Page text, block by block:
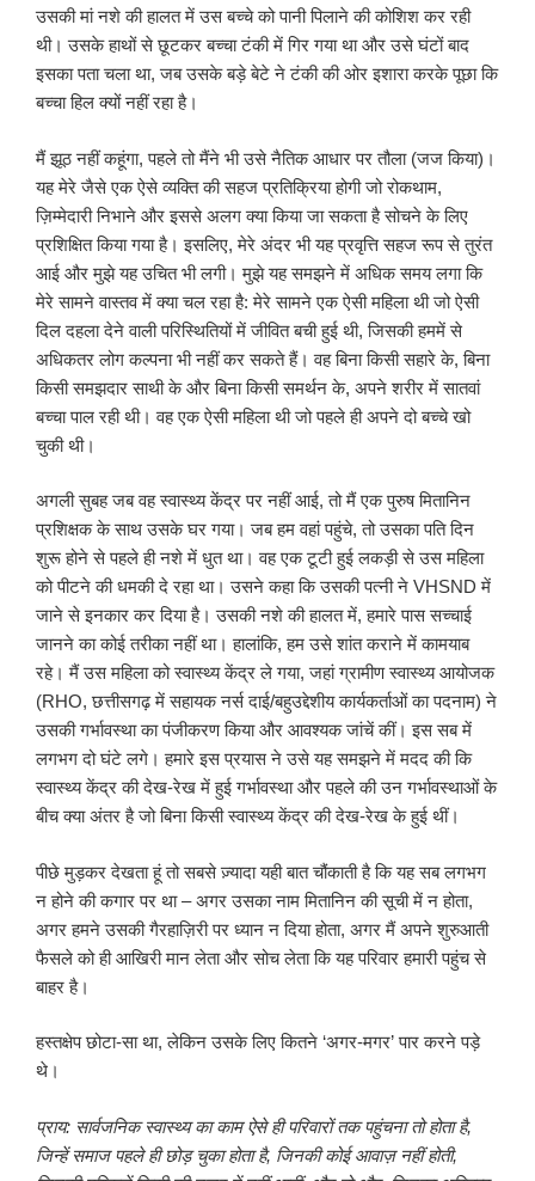
उसकी मां नशे की हालत में उस बच्चे को पानी पिलाने की कोशिश कर रही
थी। उसके हाथों से छूटकर बच्चा टंकी में गिर गया था और उसे घंटों बाद
इसका पता चला था, जब उसके बड़े बेटे ने टंकी की ओर इशारा करके पूछा कि
बच्चा हिल क्यों नहीं रहा है।
मैं झूठ नहीं कहूंगा, पहले तो मैंने भी उसे नैतिक आधार पर तौला (जज किया)।
यह मेरे जैसे एक ऐसे व्यक्ति की सहज प्रतिक्रिया होगी जो रोकथाम,
ज़िम्मेदारी निभाने और इससे अलग क्या किया जा सकता है सोचने के लिए
प्रशिक्षित किया गया है। इसलिए, मेरे अंदर भी यह प्रवृत्ति सहज रूप से तुरंत
आई और मुझे यह उचित भी लगी। मुझे यह समझने में अधिक समय लगा कि
मेरे सामने वास्तव में क्या चल रहा है: मेरे सामने एक ऐसी महिला थी जो ऐसी
दिल दहला देने वाली परिस्थितियों में जीवित बची हुई थी, जिसकी हममें से
अधिकतर लोग कल्पना भी नहीं कर सकते हैं। वह बिना किसी सहारे के, बिना
किसी समझदार साथी के और बिना किसी समर्थन के, अपने शरीर में सातवां
बच्चा पाल रही थी। वह एक ऐसी महिला थी जो पहले ही अपने दो बच्चे खो
चुकी थी।
अगली सुबह जब वह स्वास्थ्य केंद्र पर नहीं आई, तो मैं एक पुरुष मितानिन
प्रशिक्षक के साथ उसके घर गया। जब हम वहां पहुंचे, तो उसका पति दिन
शुरू होने से पहले ही नशे में धुत था। वह एक टूटी हुई लकड़ी से उस महिला
को पीटने की धमकी दे रहा था। उसने कहा कि उसकी पत्नी ने VHSND में
जाने से इनकार कर दिया है। उसकी नशे की हालत में, हमारे पास सच्चाई
जानने का कोई तरीका नहीं था। हालांकि, हम उसे शांत कराने में कामयाब
रहे। मैं उस महिला को स्वास्थ्य केंद्र ले गया, जहां ग्रामीण स्वास्थ्य आयोजक
(RHO, छत्तीसगढ़ में सहायक नर्स दाई/बहुउद्देशीय कार्यकर्ताओं का पदनाम) ने
उसकी गर्भावस्था का पंजीकरण किया और आवश्यक जांचें कीं। इस सब में
लगभग दो घंटे लगे। हमारे इस प्रयास ने उसे यह समझने में मदद की कि
स्वास्थ्य केंद्र की देख-रेख में हुई गर्भावस्था और पहले की उन गर्भावस्थाओं के
बीच क्या अंतर है जो बिना किसी स्वास्थ्य केंद्र की देख-रेख के हुई थीं।
पीछे मुड़कर देखता हूं तो सबसे ज़्यादा यही बात चौंकाती है कि यह सब लगभग
न होने की कगार पर था – अगर उसका नाम मितानिन की सूची में न होता,
अगर हमने उसकी गैरहाज़िरी पर ध्यान न दिया होता, अगर मैं अपने शुरुआती
फैसले को ही आखिरी मान लेता और सोच लेता कि यह परिवार हमारी पहुंच से
बाहर है।
हस्तक्षेप छोटा-सा था, लेकिन उसके लिए कितने ‘अगर-मगर’ पार करने पड़े
थे।
प्राय: सार्वजनिक स्वास्थ्य का काम ऐसे ही परिवारों तक पहुंचना तो होता है,
जिन्हें समाज पहले ही छोड़ चुका होता है, जिनकी कोई आवाज़ नहीं होती,